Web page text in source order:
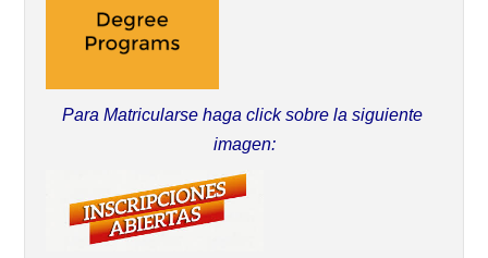
Para Matricularse haga click sobre la siguiente
imagen: